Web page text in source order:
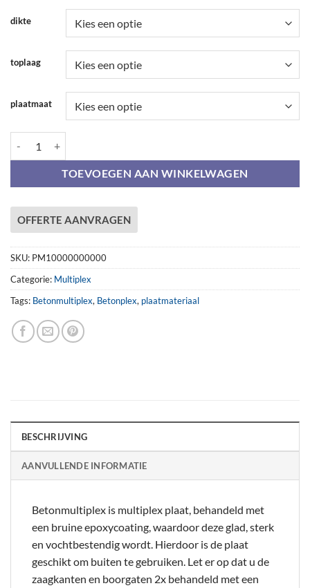
dikte
toplaag
plaatmaat
TOEVOEGEN AAN WINKELWAGEN
OFFERTE AANVRAGEN
SKU: PM10000000000
Categorie: Multiplex
Tags: Betonmultiplex, Betonplex, plaatmateriaal
BESCHRIJVING
AANVULLENDE INFORMATIE
Betonmultiplex is multiplex plaat, behandeld met
een bruine epoxycoating, waardoor deze glad, sterk
en vochtbestendig wordt. Hierdoor is de plaat
geschikt om buiten te gebruiken. Let er op dat u de
zaagkanten en boorgaten 2x behandeld met een